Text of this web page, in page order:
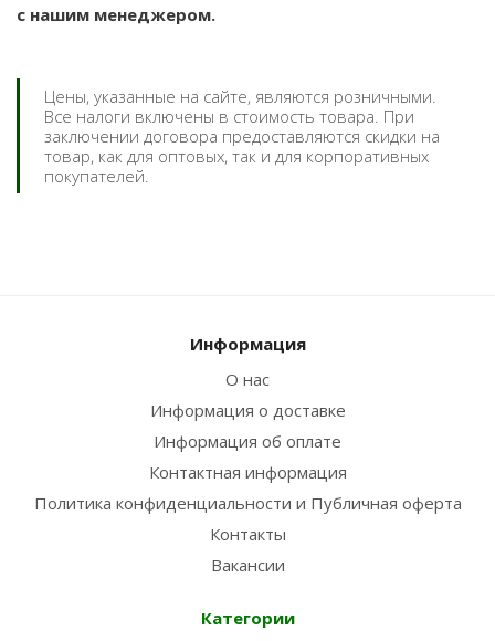
с нашим менеджером.
Цены, указанные на сайте, являются розничными.
Все налоги включены в стоимость товара. При
заключении договора предоставляются скидки на
товар, как для оптовых, так и для корпоративных
покупателей.
Информация
О нас
Информация о доставке
Информация об оплате
Контактная информация
Политика конфиденциальности и Публичная оферта
Контакты
Вакансии
Категории